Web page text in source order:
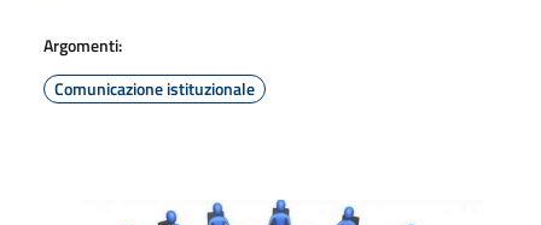
Argomenti:
Comunicazione istituzionale